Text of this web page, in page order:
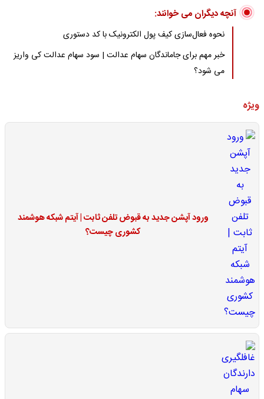
آنچه دیگران می خوانند:
نحوه فعال‌سازی کیف پول الکترونیک با کد دستوری
خبر مهم برای جاماندگان سهام عدالت | سود سهام عدالت کی واریز
می شود؟
ویژه
ورود آپشن جدید به قبوض تلفن ثابت | آیتم شبکه هوشمند
کشوری چیست؟